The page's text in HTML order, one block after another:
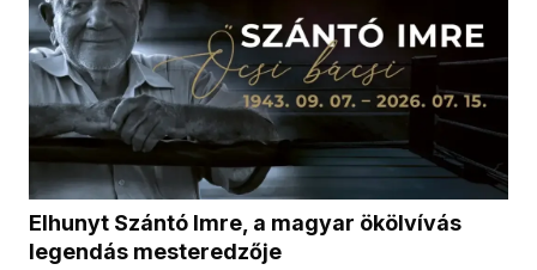
Elhunyt Szántó Imre, a magyar ökölvívás
legendás mesteredzője